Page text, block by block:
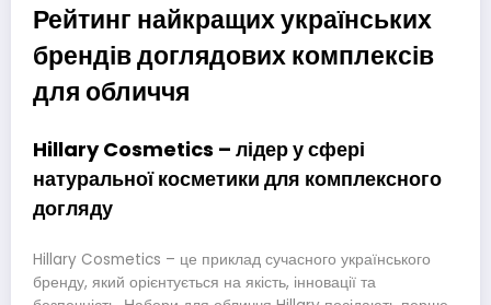
Рейтинг найкращих українських
брендів доглядових комплексів
для обличчя
Hillary Cosmetics – лідер у сфері
натуральної косметики для комплексного
догляду
Hillary Cosmetics – це приклад сучасного українського
бренду, який орієнтується на якість, інновації та